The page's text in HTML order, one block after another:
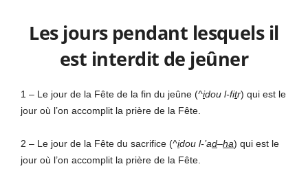
Les jours pendant lesquels il
est interdit de jeûner
1 – Le jour de la Fête de la fin du jeûne (^idou l-fitr) qui est le
jour où l’on accomplit la prière de la Fête.
2 – Le jour de la Fête du sacrifice (^idou l-’ad–ha) qui est le
jour où l’on accomplit la prière de la Fête.